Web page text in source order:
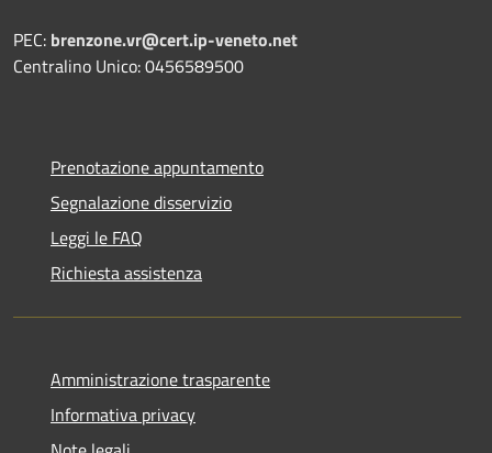
PEC: brenzone.vr@cert.ip-veneto.net
Centralino Unico: 0456589500
Prenotazione appuntamento
Segnalazione disservizio
Leggi le FAQ
Richiesta assistenza
Amministrazione trasparente
Informativa privacy